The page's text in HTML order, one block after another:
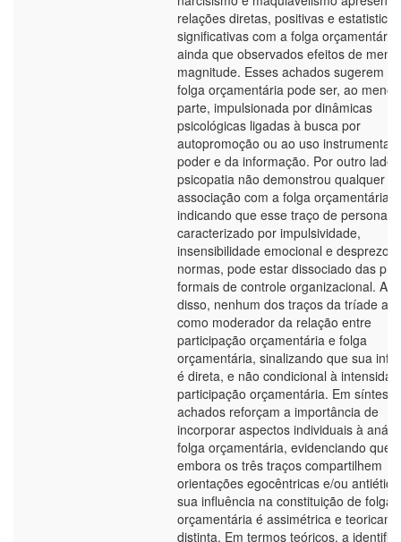
relações diretas, positivas e
significativas com a folga orçamentária,
ainda que observados efeitos de
magnitude. Esses achados sugerem
folga orçamentária pode ser, ao
parte, impulsionada por dinâmicas
psicológicas ligadas à busca por
autopromoção ou ao uso instrumental
poder e da informação. Por outro lado,
psicopatia não demonstrou qualquer
associação com a folga orçamentária,
indicando que esse traço de
caracterizado por impulsividade,
insensibilidade emocional e desprezo
normas, pode estar dissociado das
formais de controle organizacional.
disso, nenhum dos traços da tríade
como moderador da relação entre
participação orçamentária e folga
orçamentária, sinalizando que sua
é direta, e não condicional à
participação orçamentária. Em
achados reforçam a importância de
incorporar aspectos individuais à
folga orçamentária, evidenciando que,
embora os três traços compartilhem
orientações egocêntricas e/ou
sua influência na constituição de folga
orçamentária é assimétrica e
distinta. Em termos teóricos, a